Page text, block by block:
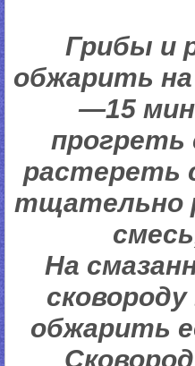
Грибы и
обжарить
—15
прогреть
растереть
тщательно
На
обжарить